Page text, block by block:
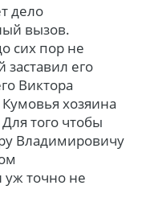
дело
вызов.
сих пор не
его
Виктора
хозяина
того чтобы
Владимировичу
уж точно не